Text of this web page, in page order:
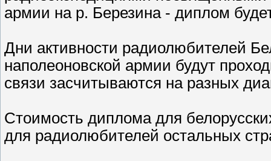
армии на р. Березина - диплом
Дни активности радиолюбителей
наполеоновской армии будут
связи засчитываются на разных
Стоимость диплома для
для радиолюбителей остальных